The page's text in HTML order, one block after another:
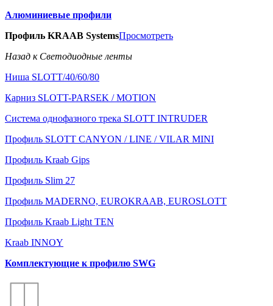
Алюминиевые профили
Профиль KRAAB SystemsПросмотреть
Назад к Светодиодные ленты
Ниша SLOTT/40/60/80
Карниз SLOTT-PARSEK / MOTION
Система однофазного трека SLOTT INTRUDER
Профиль SLOTT CANYON / LINE / VILAR MINI
Профиль Kraab Gips
Профиль Slim 27
Профиль MADERNO, EUROKRAAB, EUROSLOTT
Профиль Kraab Light TEN
Kraab INNOY
Комплектующие к профилю SWG